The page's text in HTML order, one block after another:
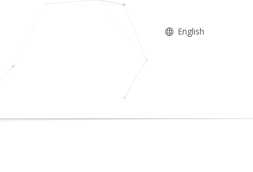
English